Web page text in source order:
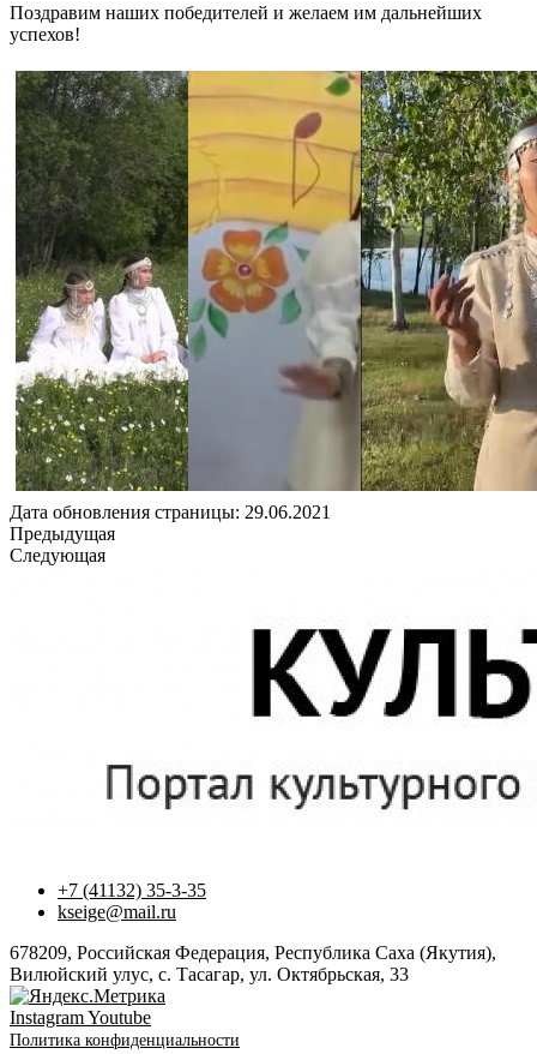
Поздравим наших победителей и желаем им дальнейших
успехов!
Дата обновления страницы: 29.06.2021
Предыдущая
Следующая
+7 (41132) 35-3-35
kseige@mail.ru
678209, Российская Федерация, Республика Саха (Якутия),
Вилюйский улус, с. Тасагар, ул. Октябрьская, 33
InstagramYoutube
Политика конфиденциальности